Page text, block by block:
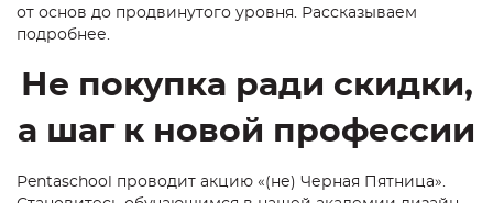
от основ до продвинутого уровня. Рассказываем
подробнее.
Не покупка ради скидки,
а шаг к новой профессии
Pentaschool проводит акцию «(не) Черная Пятница».